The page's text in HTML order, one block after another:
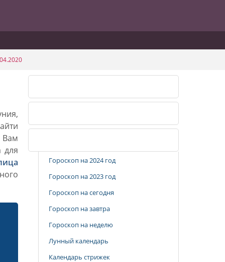
Вам
для
Гороскоп на 2024 год
Гороскоп на 2023 год
Гороскоп на сегодня
Гороскоп на завтра
Гороскоп на неделю
Лунный календарь
Календарь стрижек